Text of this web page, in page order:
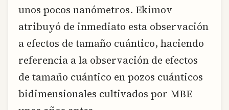
unos pocos nanómetros. Ekimov
atribuyó de inmediato esta observación
a efectos de tamaño cuántico, haciendo
referencia a la observación de efectos
de tamaño cuántico en pozos cuánticos
bidimensionales cultivados por MBE